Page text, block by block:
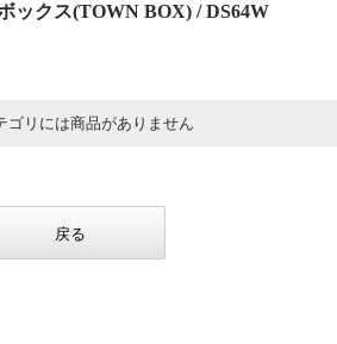
ックス(TOWN BOX) / DS64W
ゴリには商品がありません
戻る